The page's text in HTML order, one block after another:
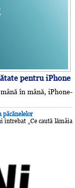
pentru iPhone
în mână, iPhone-
păcănelelor
întrebat „Ce caută lămâia